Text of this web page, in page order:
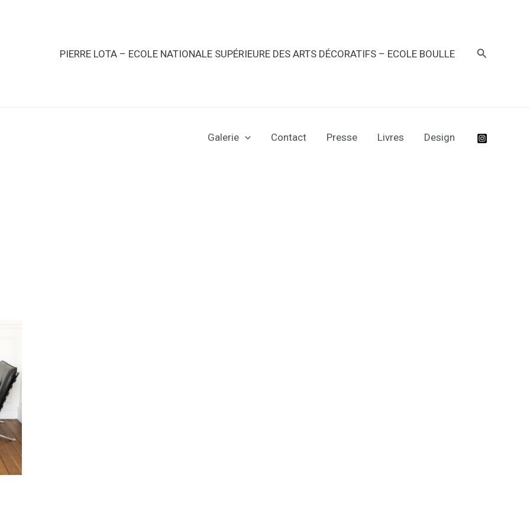
PIERRE LOTA – ECOLE NATIONALE SUPÉRIEURE DES ARTS DÉCORATIFS – ECOLE BOULLE
Galerie Contact Presse Livres Design